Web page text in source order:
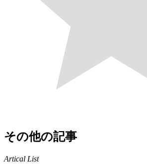
その他の記事
Artical List